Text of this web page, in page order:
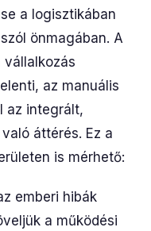
a logisztikában
önmagában. A
az manuális
az integrált,
áttérés. Ez a
is mérhető:
emberi hibák
a működési